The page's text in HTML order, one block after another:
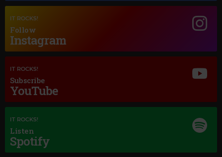
IT ROCKS!
Follow
Instagram
IT ROCKS!
Subscribe
YouTube
IT ROCKS!
Listen
Spotify